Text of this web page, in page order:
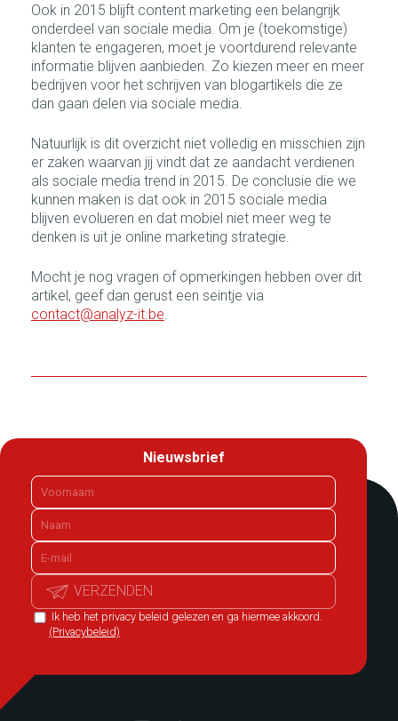
Ook in 2015 blijft content marketing een belangrijk
onderdeel van sociale media. Om je (toekomstige)
klanten te engageren, moet je voortdurend relevante
informatie blijven aanbieden. Zo kiezen meer en meer
bedrijven voor het schrijven van blogartikels die ze
dan gaan delen via sociale media.
Natuurlijk is dit overzicht niet volledig en misschien zijn
er zaken waarvan jij vindt dat ze aandacht verdienen
als sociale media trend in 2015. De conclusie die we
kunnen maken is dat ook in 2015 sociale media
blijven evolueren en dat mobiel niet meer weg te
denken is uit je online marketing strategie.
Mocht je nog vragen of opmerkingen hebben over dit
artikel, geef dan gerust een seintje via
contact@analyz-it.be.
Nieuwsbrief
Ik heb het privacy beleid gelezen en ga hiermee akkoord.
(Privacybeleid)
VERZENDEN